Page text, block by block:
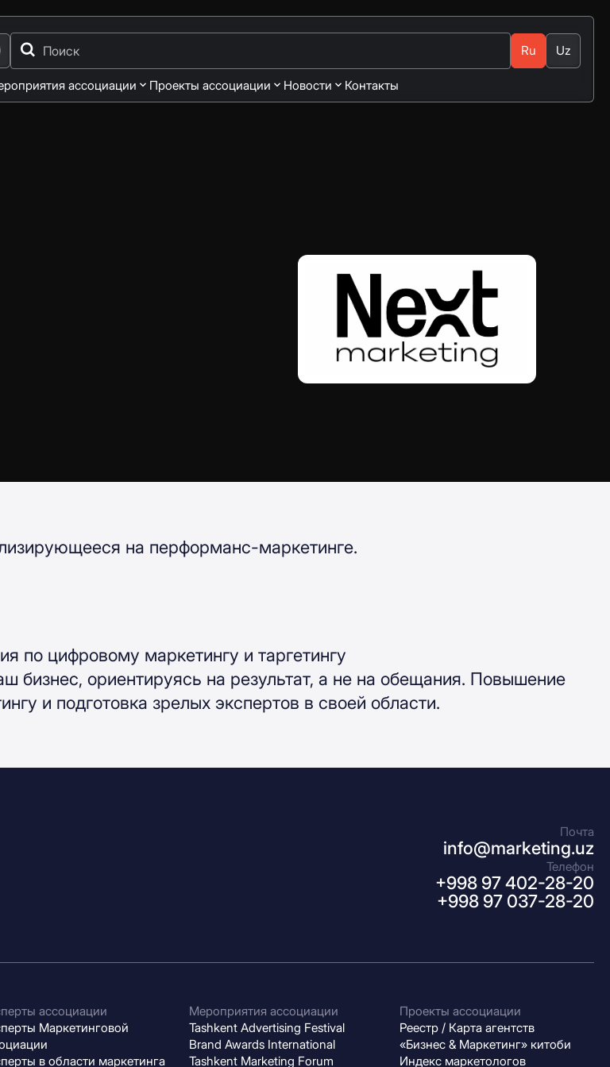
Ru Uz
ассоциации Проекты ассоциации Новости Контакты
на перформанс-маркетинге.
по цифровому маркетингу и таргетингу
бизнес, ориентируясь на результат, а не на обещания. Повышение
и подготовка зрелых экспертов в своей области.
Почта
info@marketing.uz
Телефон
+998 97 402-28-20
+998 97 037-28-20
ассоциации
Маркетинговой
в области маркетинга
Мероприятия ассоциации
Tashkent Advertising Festival
Brand Awards International
Tashkent Marketing Forum
Проекты ассоциации
Реестр / Карта агентств
«Бизнес & Маркетинг» китоби
Индекс маркетологов